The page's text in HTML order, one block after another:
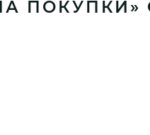
ПОКУПКИ»